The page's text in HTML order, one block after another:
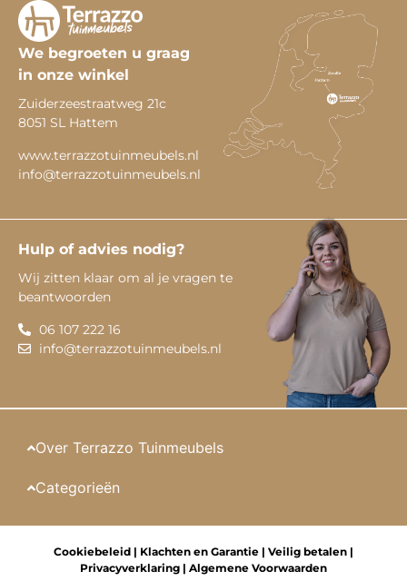
We begroeten u graag
in onze winkel
Zuiderzeestraatweg 21c
8051 SL Hattem
www.terrazzotuinmeubels.nl
info@terrazzotuinmeubels.nl
Hulp of advies nodig?
Wij zitten klaar om al je vragen te
beantwoorden
06 107 222 16
info@terrazzotuinmeubels.nl
Over Terrazzo Tuinmeubels
Categorieën
Cookiebeleid | Klachten en Garantie | Veilig betalen |
Privacyverklaring | Algemene Voorwaarden